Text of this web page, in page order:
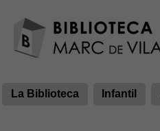
La Biblioteca Infantil